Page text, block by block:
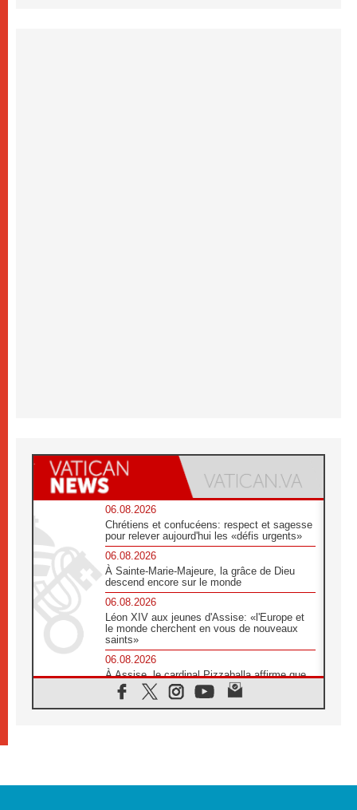
06.08.2026
Chrétiens et confucéens: respect et sagesse
pour relever aujourd'hui les «défis urgents»
06.08.2026
À Sainte-Marie-Majeure, la grâce de Dieu
descend encore sur le monde
06.08.2026
Léon XIV aux jeunes d'Assise: «l'Europe et
le monde cherchent en vous de nouveaux
saints»
06.08.2026
À Assise, le cardinal Pizzaballa affirme que
«les chrétiens veulent la paix»
06.08.2026